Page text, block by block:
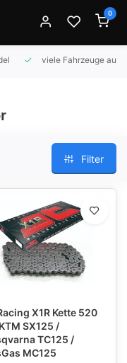
0
viele Fahrzeuge auf
Filter
X1R Kette 520
SX125 /
TC125 /
MC125